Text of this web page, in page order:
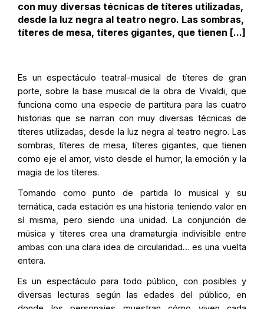
con muy diversas técnicas de títeres utilizadas,
desde la luz negra al teatro negro. Las sombras,
títeres de mesa, títeres gigantes, que tienen [...]
Es un espectáculo teatral-musical de títeres de gran
porte, sobre la base musical de la obra de Vivaldi, que
funciona como una especie de partitura para las cuatro
historias que se narran con muy diversas técnicas de
títeres utilizadas, desde la luz negra al teatro negro. Las
sombras, títeres de mesa, títeres gigantes, que tienen
como eje el amor, visto desde el humor, la emoción y la
magia de los títeres.
Tomando como punto de partida lo musical y su
temática, cada estación es una historia teniendo valor en
sí misma, pero siendo una unidad. La conjunción de
música y títeres crea una dramaturgia indivisible entre
ambas con una clara idea de circularidad… es una vuelta
entera.
Es un espectáculo para todo público, con posibles y
diversas lecturas según las edades del público, en